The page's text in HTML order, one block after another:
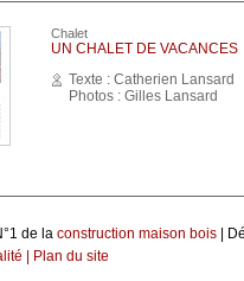
Chalet
UN CHALET DE VACANCES
Texte : Catherien Lansard
Photos : Gilles Lansard
de la construction maison bois |
Plan du site